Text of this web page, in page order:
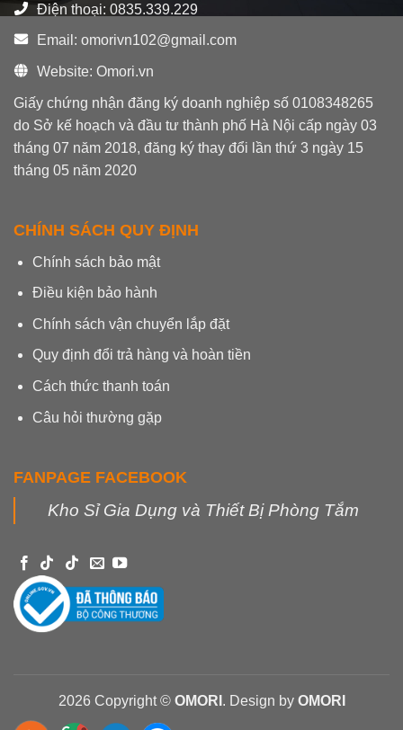
Điện thoại: 0835.339.229
Email: omorivn102@gmail.com
Website: Omori.vn
Giấy chứng nhận đăng ký doanh nghiệp số 0108348265
do Sở kế hoạch và đầu tư thành phố Hà Nội cấp ngày 03
tháng 07 năm 2018, đăng ký thay đổi lần thứ 3 ngày 15
tháng 05 năm 2020
CHÍNH SÁCH QUY ĐỊNH
Chính sách bảo mật
Điều kiện bảo hành
Chính sách vận chuyển lắp đặt
Quy định đổi trả hàng và hoàn tiền
Cách thức thanh toán
Câu hỏi thường gặp
FANPAGE FACEBOOK
Kho Sỉ Gia Dụng và Thiết Bị Phòng Tắm
2026 Copyright © OMORI . Design by OMORI